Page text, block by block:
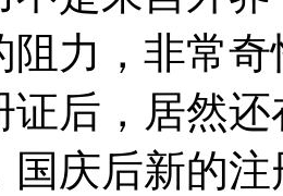
阻力，非常
证后，居然
国庆后新的